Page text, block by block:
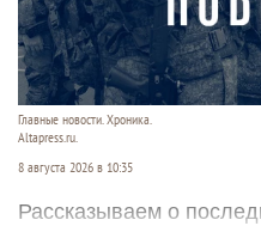
Главные новости. Хроника.
Altapress.ru.
8 августа 2026 в 10:35
Рассказываем о